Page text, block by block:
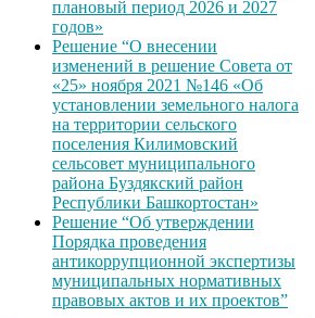
плановый период 2026 и 2027
годов»
Решение “О внесении
изменений в решение Совета от
«25» ноября 2021 №146 «Об
установлении земельного налога
на территории сельского
поселения Килимовский
сельсовет муниципального
района Буздякский район
Республики Башкортостан»
Решение “Об утверждении
Порядка проведения
антикоррупционной экспертизы
муниципальных нормативных
правовых актов и их проектов”